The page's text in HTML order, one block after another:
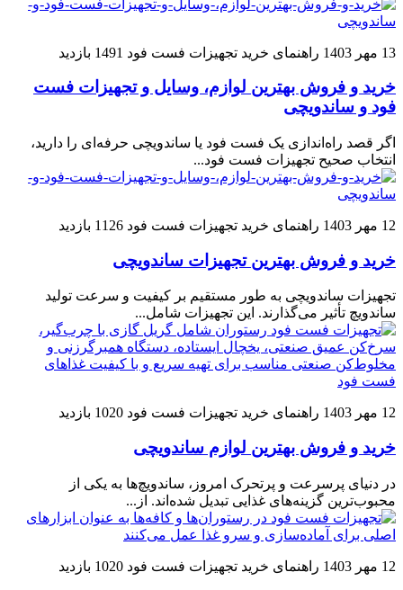
13 مهر 1403 راهنمای خرید تجهیزات فست فود 1491 بازدید
خرید و فروش بهترین لوازم، وسایل و تجهیزات فست
فود و ساندویچی
اگر قصد راه‌اندازی یک فست فود یا ساندویچی حرفه‌ای را دارید،
انتخاب صحیح تجهیزات فست فود...
12 مهر 1403 راهنمای خرید تجهیزات فست فود 1126 بازدید
خرید و فروش بهترین تجهیزات ساندویچی
تجهیزات ساندویچی به طور مستقیم بر کیفیت و سرعت تولید
ساندویچ تأثیر می‌گذارند. این تجهیزات شامل...
12 مهر 1403 راهنمای خرید تجهیزات فست فود 1020 بازدید
خرید و فروش بهترین لوازم ساندویچی
در دنیای پرسرعت و پرتحرک امروز، ساندویچ‌ها به یکی از
محبوب‌ترین گزینه‌های غذایی تبدیل شده‌اند. از...
12 مهر 1403 راهنمای خرید تجهیزات فست فود 1020 بازدید